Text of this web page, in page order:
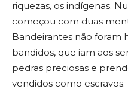
riquezas, os indígenas.
começou com duas
Bandeirantes não foram
bandidos, que iam aos
pedras preciosas e
vendidos como